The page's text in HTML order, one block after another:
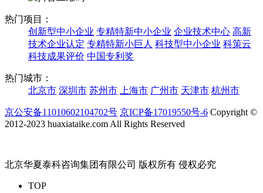
热门项目：
创新型中小企业 专精特新中小企业 企业技术中心 高新
技术企业认定 专精特新小巨人 科技型中小企业 科策云
科技成果评价 中国专利奖
热门城市：
北京市 深圳市 苏州市 上海市 广州市 天津市 杭州市
京公安备11010602104702号 京ICP备17019550号-6 Copyright ©
2012-2023 huaxiataike.com All Rights Reserved
北京华夏泰科咨询集团有限公司 版权所有 侵权必究
TOP